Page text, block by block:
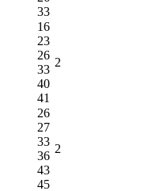
33
16
23
26
33
40
41
2
26
27
33
36
43
45
2